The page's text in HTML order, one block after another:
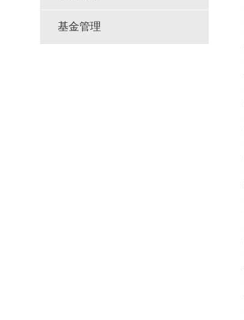
基金管理